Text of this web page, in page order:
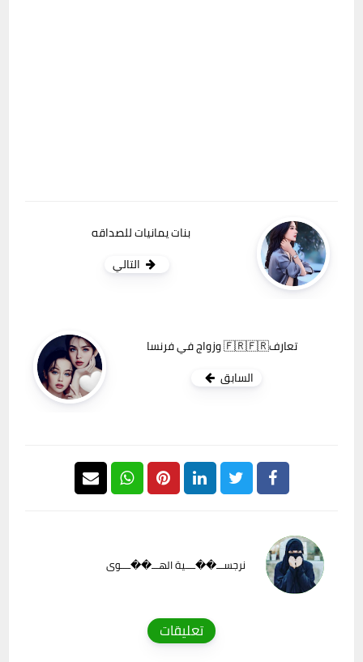
بنات يمانيات للصداقه
التالي
تعارف🇫🇷🇫🇷 وزواج في فرنسا
السابق
نرجســـ��ــــية الهـــ��ــــوى
تعليقات